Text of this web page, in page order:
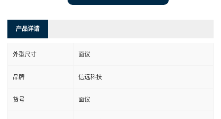
产品详请
外型尺寸 面议
品牌 信远科技
货号 面议